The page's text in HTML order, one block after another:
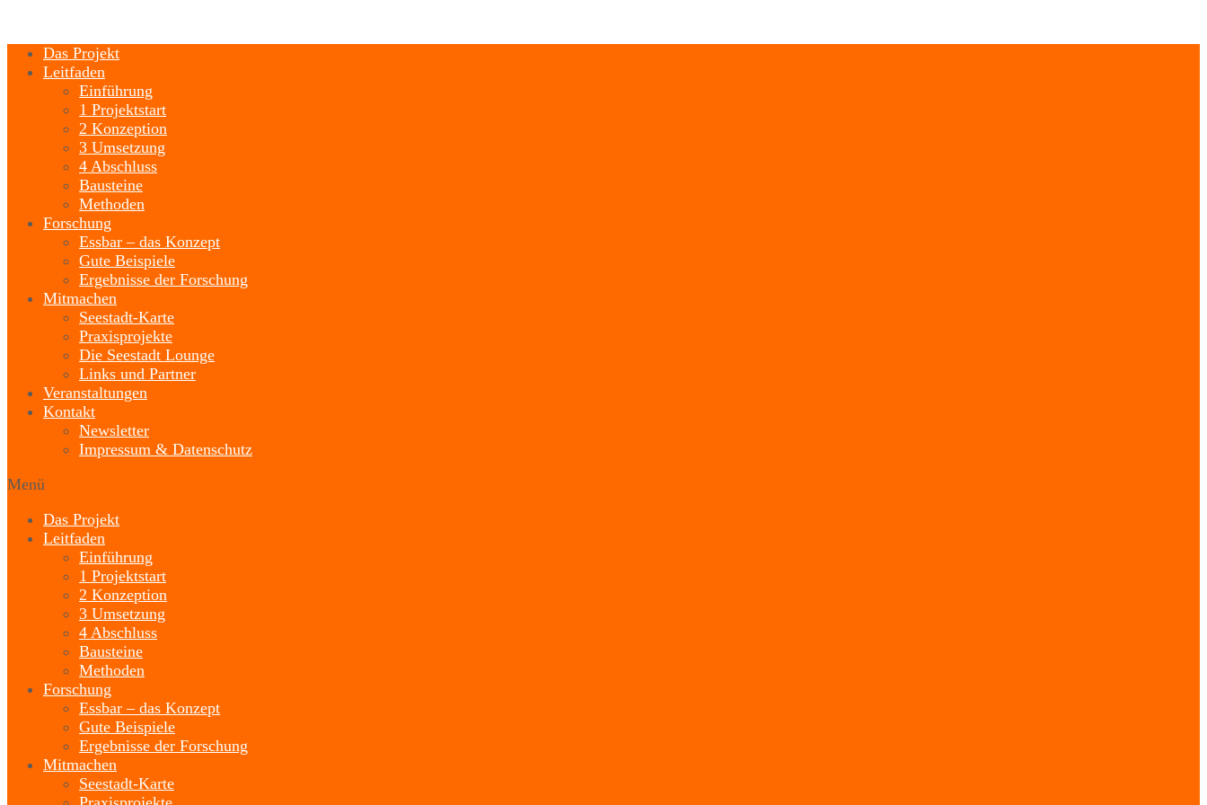
Das Projekt
Leitfaden
Einführung
1 Projektstart
2 Konzeption
3 Umsetzung
4 Abschluss
Bausteine
Methoden
Forschung
Essbar – das Konzept
Gute Beispiele
Ergebnisse der Forschung
Mitmachen
Seestadt-Karte
Praxisprojekte
Die Seestadt Lounge
Links und Partner
Veranstaltungen
Kontakt
Newsletter
Impressum & Datenschutz
Menü
Das Projekt
Leitfaden
Einführung
1 Projektstart
2 Konzeption
3 Umsetzung
4 Abschluss
Bausteine
Methoden
Forschung
Essbar – das Konzept
Gute Beispiele
Ergebnisse der Forschung
Mitmachen
Seestadt-Karte